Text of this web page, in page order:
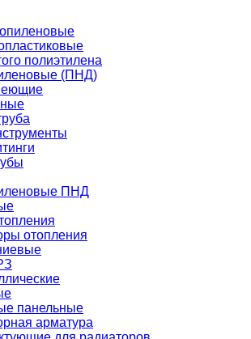
полиэтилена
(ПНД)
ПНД
отопления
панельные
арматура